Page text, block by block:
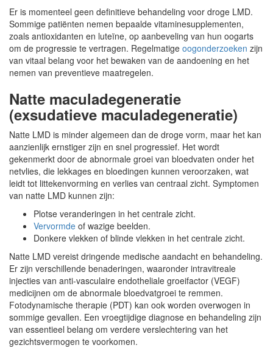
Er is momenteel geen definitieve behandeling voor droge LMD.
Sommige patiënten nemen bepaalde vitaminesupplementen,
zoals antioxidanten en luteïne, op aanbeveling van hun oogarts
om de progressie te vertragen. Regelmatige oogonderzoeken zijn
van vitaal belang voor het bewaken van de aandoening en het
nemen van preventieve maatregelen.
Natte maculadegeneratie
(exsudatieve maculadegeneratie)
Natte LMD is minder algemeen dan de droge vorm, maar het kan
aanzienlijk ernstiger zijn en snel progressief. Het wordt
gekenmerkt door de abnormale groei van bloedvaten onder het
netvlies, die lekkages en bloedingen kunnen veroorzaken, wat
leidt tot littekenvorming en verlies van centraal zicht. Symptomen
van natte LMD kunnen zijn:
Plotse veranderingen in het centrale zicht.
Vervormde of wazige beelden.
Donkere vlekken of blinde vlekken in het centrale zicht.
Natte LMD vereist dringende medische aandacht en behandeling.
Er zijn verschillende benaderingen, waaronder intravitreale
injecties van anti-vasculaire endotheliale groeifactor (VEGF)
medicijnen om de abnormale bloedvatgroei te remmen.
Fotodynamische therapie (PDT) kan ook worden overwogen in
sommige gevallen. Een vroegtijdige diagnose en behandeling zijn
van essentieel belang om verdere verslechtering van het
gezichtsvermogen te voorkomen.